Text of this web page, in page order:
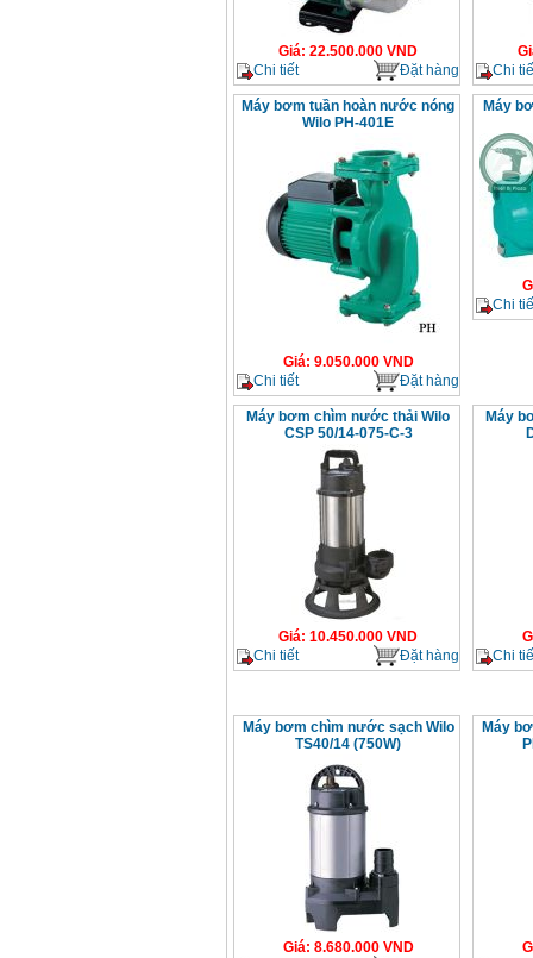
Giá: 22.500.000 VND
Chi tiết
Đặt hàng
Chi
Máy bơm tuần hoàn nước nóng
Wilo PH-401E
Giá: 9.050.000VND
Chi tiết
Đặt hàng
Máy
Chi
Máy bơm chìm nước thải Wilo
CSP 50/14-075-C-3
Giá: 10.450.000 VND
Chi tiết
Đặt hàng
Máy
Chi
Máy bơm chìm nước sạch Wilo
TS40/14 (750W)
Giá: 8.680.000VND
Máy